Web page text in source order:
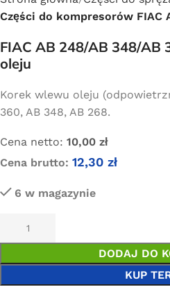
Części do kompresorów FIAC
FIAC AB 248/AB 348/AB
oleju
Korek wlewu oleju
360, AB 348, AB 268.
Cena netto: 10,00 zł
Cena brutto: 12,30 zł
6 w magazynie
DODAJ DO
KUP